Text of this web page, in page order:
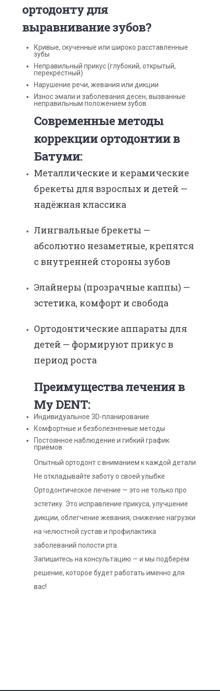
ортодонту для
выравнивание зубов?
Кривые, скученные или широко расставленные
зубы
Неправильный прикус (глубокий, открытый,
перекрёстный)
Нарушение речи, жевания или дикции
Износ эмали и заболевания десен, вызванные
неправильным положением зубов
Современные методы
коррекции ортодонтии в
Батуми:
Металлические и керамические
брекеты для взрослых и детей —
надёжная классика
Лингвальные брекеты —
абсолютно незаметные, крепятся
с внутренней стороны зубов
Элайнеры (прозрачные каппы) —
эстетика, комфорт и свобода
Ортодонтические аппараты для
детей — формируют прикус в
период роста
Преимущества лечения в
My DENT:
Индивидуальное 3D-планирование
Комфортные и безболезненные методы
Постоянное наблюдение и гибкий график
приёмов
Опытный ортодонт с вниманием к каждой детали
Не откладывайте заботу о своей улыбке
Ортодонтическое лечение — это не только про
эстетику. Это исправление прикуса, улучшение
дикции, облегчение жевания, снижение нагрузки
на челюстной сустав и профилактика
заболеваний полости рта.
Запишитесь на консультацию — и мы подберём
решение, которое будет работать именно для
вас!